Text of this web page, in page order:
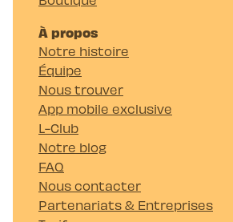
À propos
Notre histoire
Équipe
Nous trouver
App mobile exclusive
L-Club
Notre blog
FAQ
Nous contacter
Partenariats & Entreprises